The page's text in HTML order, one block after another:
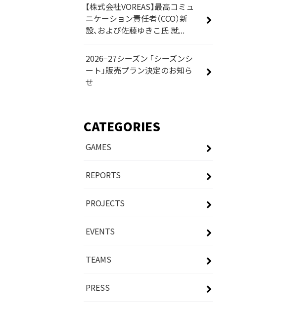
【株式会社VOREAS】最高コミュ
ニケーション責任者（CCO）新
設、および佐藤ゆきこ氏 就...
2026−27シーズン 「シーズンシ
ート」販売プラン決定のお知ら
せ
CATEGORIES
GAMES
REPORTS
PROJECTS
EVENTS
TEAMS
PRESS